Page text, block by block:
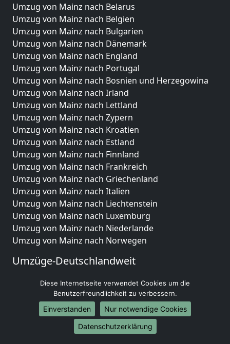
Umzug von Mainz nach Belarus
Umzug von Mainz nach Belgien
Umzug von Mainz nach Bulgarien
Umzug von Mainz nach Dänemark
Umzug von Mainz nach England
Umzug von Mainz nach Portugal
Umzug von Mainz nach Bosnien und Herzegowina
Umzug von Mainz nach Irland
Umzug von Mainz nach Lettland
Umzug von Mainz nach Zypern
Umzug von Mainz nach Kroatien
Umzug von Mainz nach Estland
Umzug von Mainz nach Finnland
Umzug von Mainz nach Frankreich
Umzug von Mainz nach Griechenland
Umzug von Mainz nach Italien
Umzug von Mainz nach Liechtenstein
Umzug von Mainz nach Luxemburg
Umzug von Mainz nach Niederlande
Umzug von Mainz nach Norwegen
Umzüge-Deutschlandweit
Umzug von Mainz nach Hamburg
Umzug von Mainz nach München
Umzug von Mainz nach Köln
Umzug von Mainz nach Frankfurt am Main
Diese Internetseite verwendet Cookies um die
Benutzerfreundlichkeit zu verbessern.
Einverstanden
Nur notwendige Cookies
Datenschutzerklärung